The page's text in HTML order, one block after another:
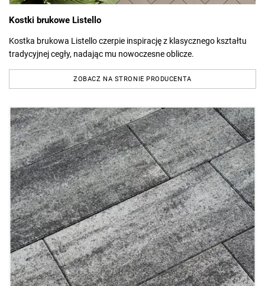
Kostki brukowe Listello
Kostka brukowa Listello czerpie inspirację z klasycznego kształtu
tradycyjnej cegły, nadając mu nowoczesne oblicze.
ZOBACZ NA STRONIE PRODUCENTA